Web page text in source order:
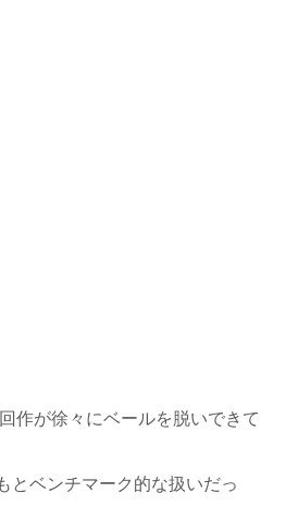
作が徐々にベールを脱いできて
とベンチマーク的な扱いだっ